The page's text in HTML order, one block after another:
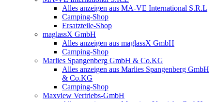
Alles anzeigen aus MA-VE International S.R.L
Camping-Shop
Ersatzteile-Shop
maglassX GmbH
Alles anzeigen aus maglassX GmbH
Camping-Shop
Marlies Spangenberg GmbH & Co.KG
Alles anzeigen aus Marlies Spangenberg GmbH
& Co.KG
Camping-Shop
Maxview Vertriebs-GmbH